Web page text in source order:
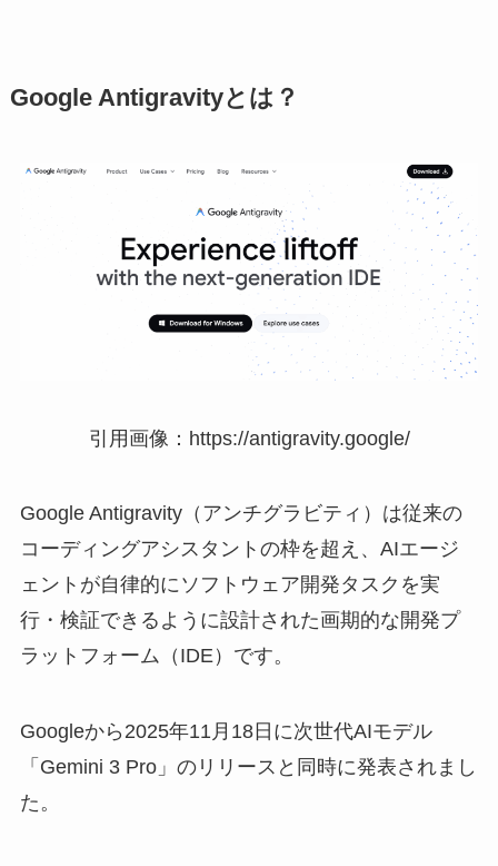
Google Antigravityとは？
引用画像：https://antigravity.google/
Google Antigravity（アンチグラビティ）は従来の
コーディングアシスタントの枠を超え、AIエージ
ェントが自律的にソフトウェア開発タスクを実
行・検証できるように設計された画期的な開発プ
ラットフォーム（IDE）です。
Googleから2025年11月18日に次世代AIモデル
「Gemini 3 Pro」のリリースと同時に発表されまし
た。